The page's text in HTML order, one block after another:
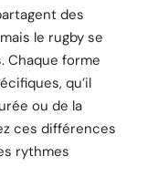
des
le rugby se
Chaque forme
qu’il
ou de la
ces différences
rythmes